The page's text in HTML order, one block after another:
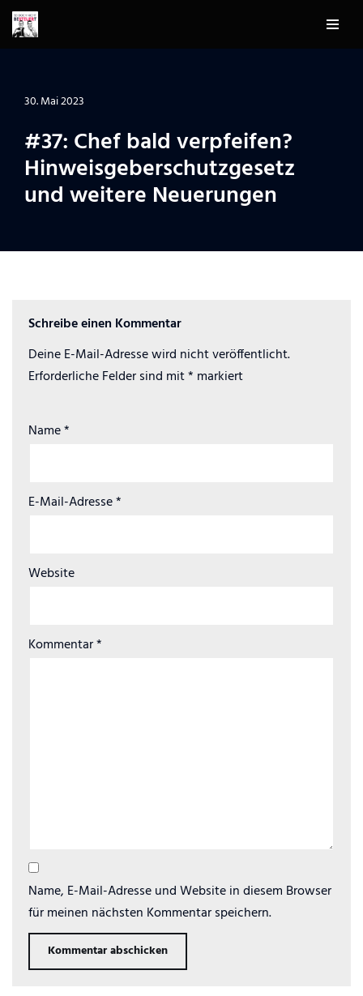
Zum
30. Mai 2023
#37: Chef bald verpfeifen?
Hinweisgeberschutzgesetz
und weitere Neuerungen
Schreibe einen Kommentar
Deine E-Mail-Adresse wird nicht veröffentlicht.
Erforderliche Felder sind mit* markiert
Name*
E-Mail-Adresse*
Website
Kommentar*
Name, E-Mail-Adresse und Website in diesem Browser
für meinen nächsten Kommentar speichern.